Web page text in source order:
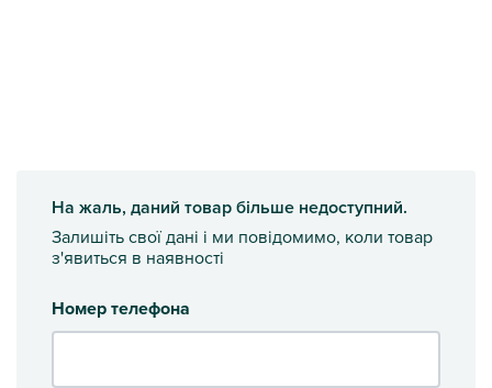
На жаль, даний товар більше недоступний.
Залишіть свої дані і ми повідомимо, коли товар
з'явиться в наявності
Номер телефона